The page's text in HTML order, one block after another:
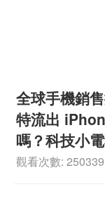
全球手機銷
特流出
嗎？科技小
觀看次數: